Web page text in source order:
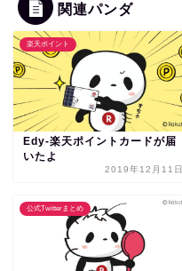
関連パンダ
楽天ポイント
Edy-楽天ポイントカードが届
いたよ
2019年12月11日
公式Twitterまとめ